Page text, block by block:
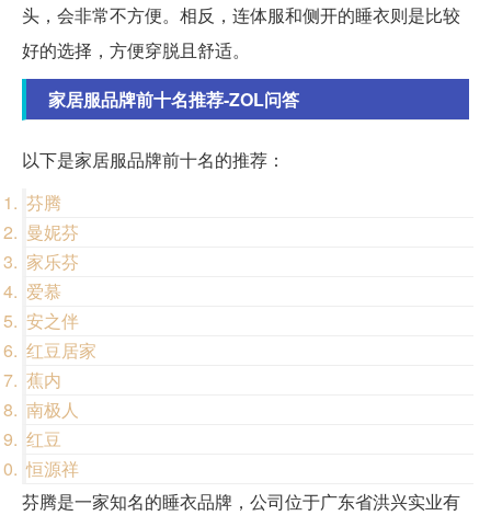
头，会非常不方便。相反，连体服和侧开的睡衣则是比较
好的选择，方便穿脱且舒适。
家居服品牌前十名推荐-ZOL问答
以下是家居服品牌前十名的推荐：
芬腾
曼妮芬
家乐芬
爱慕
安之伴
红豆居家
蕉内
南极人
红豆
恒源祥
芬腾是一家知名的睡衣品牌，公司位于广东省洪兴实业有